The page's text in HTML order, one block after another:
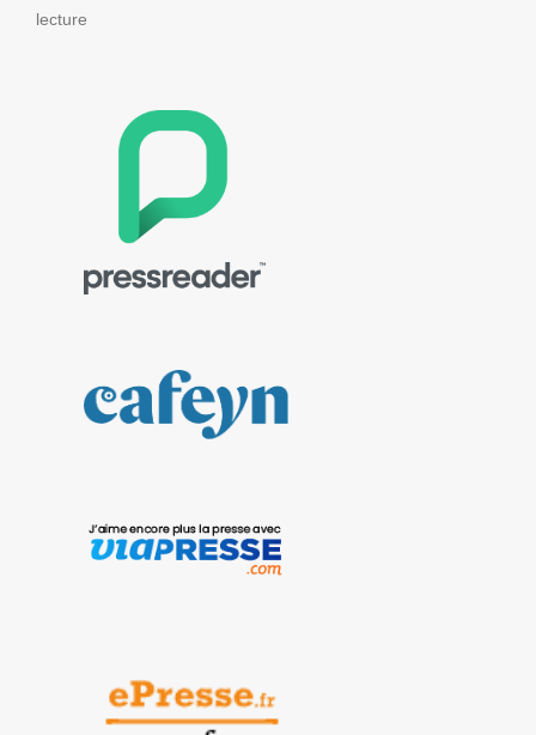
lecture